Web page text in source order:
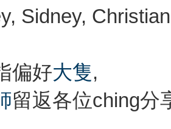
Sidney,
偏好大隻,
留返各位ching分